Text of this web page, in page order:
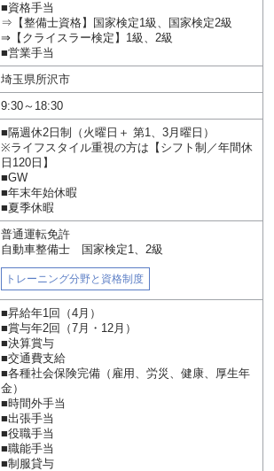
■資格手当
⇒【整備士資格】国家検定1級、国家検定2級
⇒【クライスラー検定】1級、2級
■営業手当
埼玉県所沢市
9:30～18:30
■隔週休2日制（火曜日＋ 第1、3月曜日）
※ライフスタイル重視の方は【シフト制／年間休
日120日】
■GW
■年末年始休暇
■夏季休暇
普通運転免許
自動車整備士 国家検定1、2級
トレーニング分野と資格制度
■昇給年1回（4月）
■賞与年2回（7月・12月）
■決算賞与
■交通費支給
■各種社会保険完備（雇用、労災、健康、厚生年
金）
■時間外手当
■出張手当
■役職手当
■職能手当
■制服貸与